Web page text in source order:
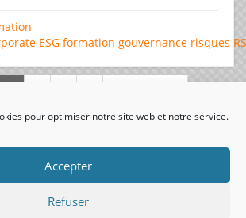
pour optimiser notre site web et notre service.
Accepter
Refuser
ESG formation gouvernance risques